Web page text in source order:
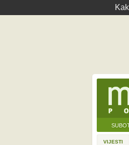
VIJESTI